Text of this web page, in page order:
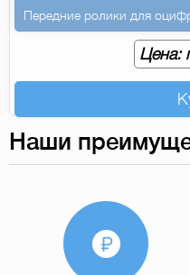
Передние ролики для
Цена:
Наши